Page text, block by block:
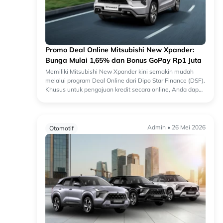
Promo Deal Online Mitsubishi New Xpander:
Bunga Mulai 1,65% dan Bonus GoPay Rp1 Juta
Memiliki Mitsubishi New Xpander kini semakin mudah
melalui program Deal Online dari Dipo Star Finance (DSF).
Khusus untuk pengajuan kredit secara online, Anda dapat
Otomotif Admin • 26 Mei 2026